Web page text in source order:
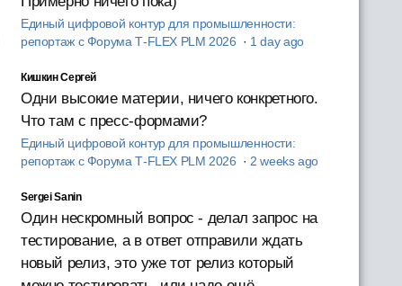
Единый цифровой контур для промышленности:
репортаж с Форума T‑FLEX PLM 2026 · 1 day ago
Кишкин Сергей
Одни высокие материи, ничего конкретного.
Что там с пресс-формами?
Единый цифровой контур для промышленности:
репортаж с Форума T‑FLEX PLM 2026 · 2 weeks ago
Sergei Sanin
Один нескромный вопрос - делал запрос на
тестирование, а в ответ отправили ждать
новый релиз, это уже тот релиз который